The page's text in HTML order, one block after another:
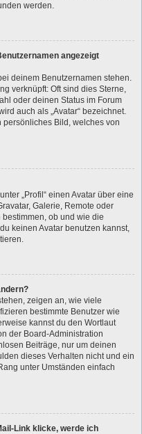
werden.
angezeigt
deinem Benutzernamen stehen.
verknüpft: Oft sind dies Sterne,
oder deinen Status im Forum
auch als „Avatar“ bezeichnet.
Bild, welches von
„Profil“ einen Avatar über eine
Galerie, Remote oder
ob und wie die
keinen Avatar benutzen kannst,
zeigen an, wie viele
bestimmte Benutzer wie
kannst du den Wortlaut
der Board-Administration
Beiträge, nur um deinen
dieses Verhalten nicht und ein
unter Umständen einfach
Link klicke, werde ich